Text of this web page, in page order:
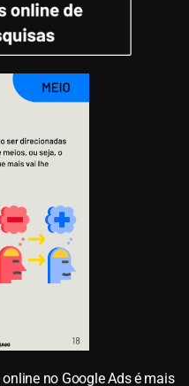
no Google Ads é mais